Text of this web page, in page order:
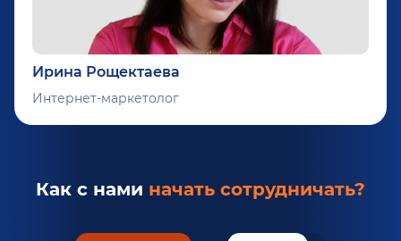
Ирина Рощектаева
Интернет-маркетолог
Как с нами начать сотрудничать?